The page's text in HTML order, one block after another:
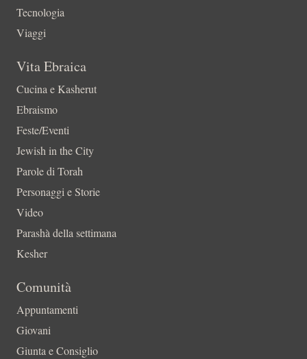
Tecnologia
Viaggi
Vita Ebraica
Cucina e Kasherut
Ebraismo
Feste/Eventi
Jewish in the City
Parole di Torah
Personaggi e Storie
Video
Parashà della settimana
Kesher
Comunità
Appuntamenti
Giovani
Giunta e Consiglio